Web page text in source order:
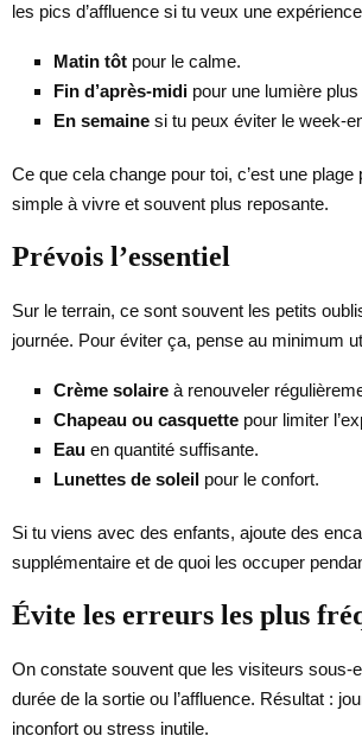
les pics d’affluence si tu veux une
Matin tôt pour le calme.
Fin d’après-midi pour une lumière
En semaine si tu peux éviter le week-
Ce que cela change pour toi, c’est une plage
simple à vivre et souvent plus reposante.
Prévois l’essentiel
Sur le terrain, ce sont souvent les petits
journée. Pour éviter ça, pense au minimum
Crème solaire à renouveler
Chapeau ou casquette pour limiter
Eau en quantité suffisante.
Lunettes de soleil pour le confort.
Si tu viens avec des enfants, ajoute des
supplémentaire et de quoi les occuper
Évite les erreurs les plus
On constate souvent que les visiteurs sous-
durée de la sortie ou l’affluence. Résultat :
inconfort ou stress inutile.